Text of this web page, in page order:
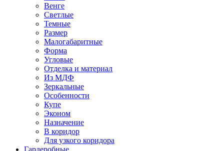
Венге
Светлые
Темные
Размер
Малогабаритные
Форма
Угловые
Отделка и материал
Из МДФ
Зеркальные
Особенности
Купе
Эконом
Назначение
В коридор
Для узкого коридора
Гардеробные